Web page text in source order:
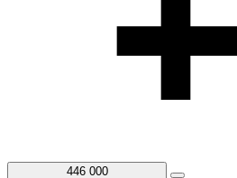
446 000